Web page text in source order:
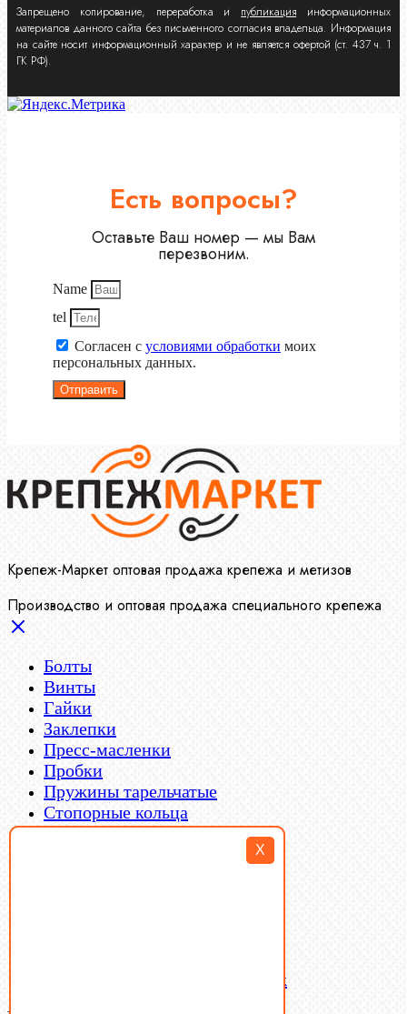
X
Запрещено копирование, переработка и публикация информационных
материалов данного сайта без письменного согласия владельца. Информация
на сайте носит информационный характер и не является офертой (ст. 437 ч. 1
ГК РФ).
Есть вопросы?
Оставьте Ваш номер — мы Вам
перезвоним.
Name
tel
Согласен с условиями обработки моих
персональных данных.
Отправить
Крепеж-Маркет оптовая продажа крепежа и метизов
Производство и оптовая продажа специального крепежа
Болты
Винты
Гайки
Заклепки
Пресс-масленки
Пробки
Пружины тарельчатые
Стопорные кольца
Такелаж
Латунный и бронзовый крепеж